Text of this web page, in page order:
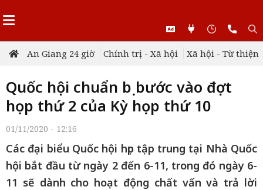
An Giang 24 giờ Chính trị - Xã hội Xã hội - Từ thiện
Quốc hội chuẩn bị bước vào đợt
họp thứ 2 của Kỳ họp thứ 10
01/11/2020 - 12:16
Các đại biểu Quốc hội họp tập trung tại Nhà Quốc
hội bắt đầu từ ngày 2 đến 6-11, trong đó ngày 6-
11 sẽ dành cho hoạt động chất vấn và trả lời